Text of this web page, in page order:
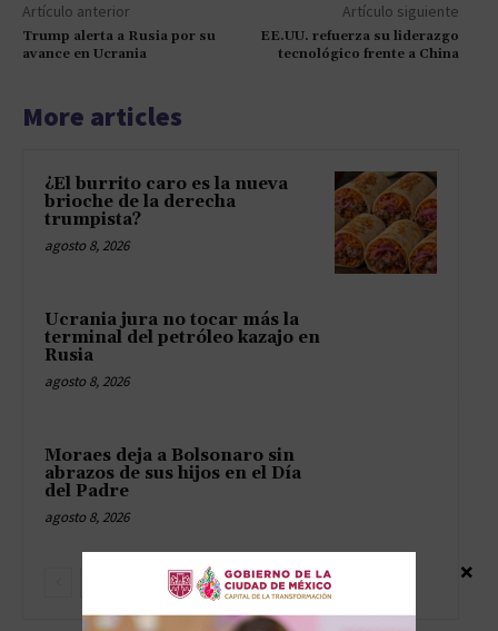
Artículo anterior
Trump alerta a Rusia por su
avance en Ucrania
Artículo siguiente
EE.UU. refuerza su liderazgo
tecnológico frente a China
More articles
¿El burrito caro es la nueva
brioche de la derecha
trumpista?
agosto 8, 2026
Ucrania jura no tocar más la
terminal del petróleo kazajo en
Rusia
agosto 8, 2026
Moraes deja a Bolsonaro sin
abrazos de sus hijos en el Día
del Padre
agosto 8, 2026
×